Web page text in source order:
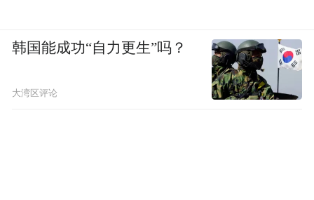
韩国能成功“自力更生”吗？
大湾区评论